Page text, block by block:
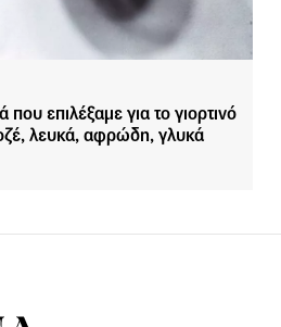
που επιλέξαμε για το γιορτινό
λευκά, αφρώδη, γλυκά